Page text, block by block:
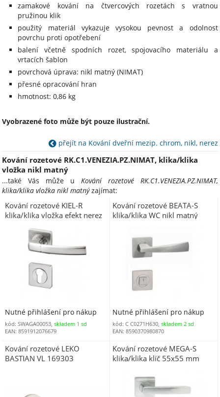
zamakové kování na čtvercových rozetách s vratnou
pružinou klik
použitý materiál vykazuje vysokou pevnost a odolnost
povrchu proti opotřebení
balení včetně spodních rozet, spojovacího materiálu a
vrtacích šablon
povrchová úprava: nikl matný (NIMAT)
přesné opracování hran
hmotnost: 0,86 kg
Vyobrazené foto může být pouze ilustrační.
přejít na Kování dveřní mezip. chrom, nikl, nerez
Kování rozetové RK.C1.VENEZIA.PZ.NIMAT, klika/klika
vložka nikl matný
...také Vás může u Kování rozetové RK.C1.VENEZIA.PZ.NIMAT,
klika/klika vložka nikl matnýzajímat:
Kování rozetové KIEL-R
klika/klika vložka efekt nerez
Nutné přihlášení pro nákup
kód: SWAGA00053, skladem 1 sd
EAN: 8591912076679
Kování rozetové BEATA-S
klika/klika WC nikl matný
Nutné přihlášení pro nákup
kód: C C0271H630,skladem 2 sd
EAN: 8590370980870
Kování rozetové LEKO
BASTIAN VL 169303
Kování rozetové MEGA-S
klika/klika klíč 55x55 mm
MEGRKCM5)